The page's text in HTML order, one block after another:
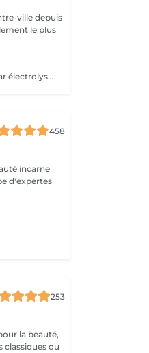
le plus
Nous sommes spécialisés dans l'épilation définitive par électrolyse depuis 1970. Cette méthode d'épilation définitive est incontestée. L'électrolyse permet l'élimination définitive des cellules responsables de la pousse des poils en insérant un filament dans le follicule pileux et en appliquant un courant à grande vitesse adapté au poil et à la région cible. Toutes les couleurs de peau et de cheveux et toutes les régions peuvent être traitées efficacement et sans compromis.
458
incarne
253
la beauté,